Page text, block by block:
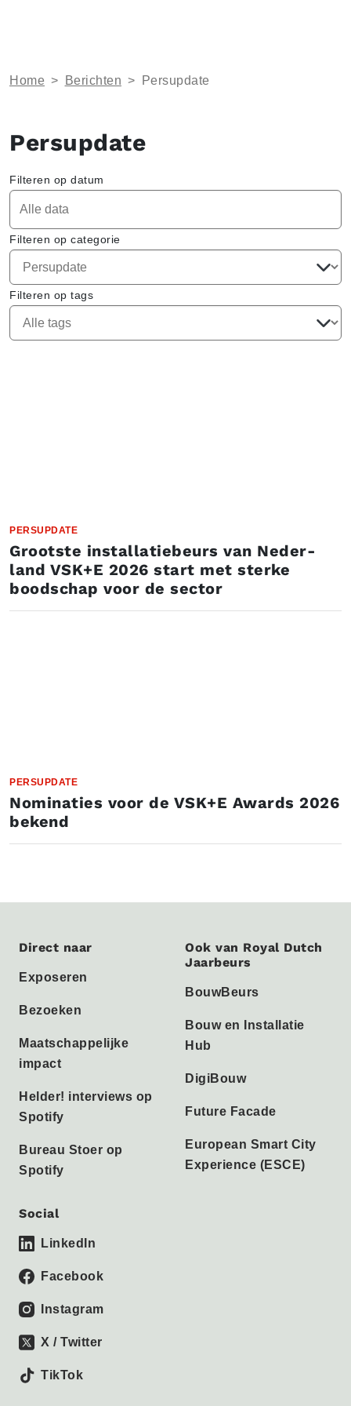
Home > Berichten > Persupdate
Persupdate
Filteren op datum
Filteren op categorie
Filteren op tags
PERSUPDATE
Grootste in­stal­la­tie­beurs van Ne­der­
land­ VSK+E 2026 start met sterke
boodschap voor de sector
PERSUPDATE
Nominaties voor de VSK+E Awards 2026
bekend
Direct naar
Exposeren
Bezoeken
Maatschappelijke
impact
Helder! interviews op
Spotify
Bureau Stoer op
Spotify
Ook van Royal Dutch
Jaarbeurs
BouwBeurs
Bouw en Installatie
Hub
DigiBouw
Future Facade
European Smart City
Experience (ESCE)
Social
LinkedIn
Facebook
Instagram
X / Twitter
TikTok